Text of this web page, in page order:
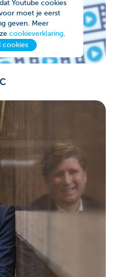
Youtube cookies
moet je eerst
geven. Meer
cookieverklaring.
cookies